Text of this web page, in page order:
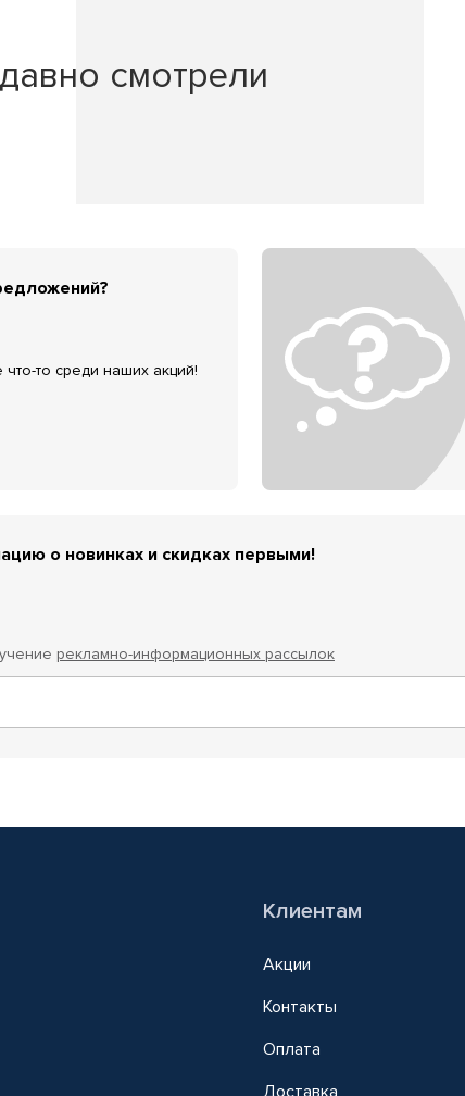
смотрели
то среди наших акций!
о новинках и скидках первыми!
рекламно-информационных рассылок
Клиентам
Акции
Контакты
Оплата
Доставка